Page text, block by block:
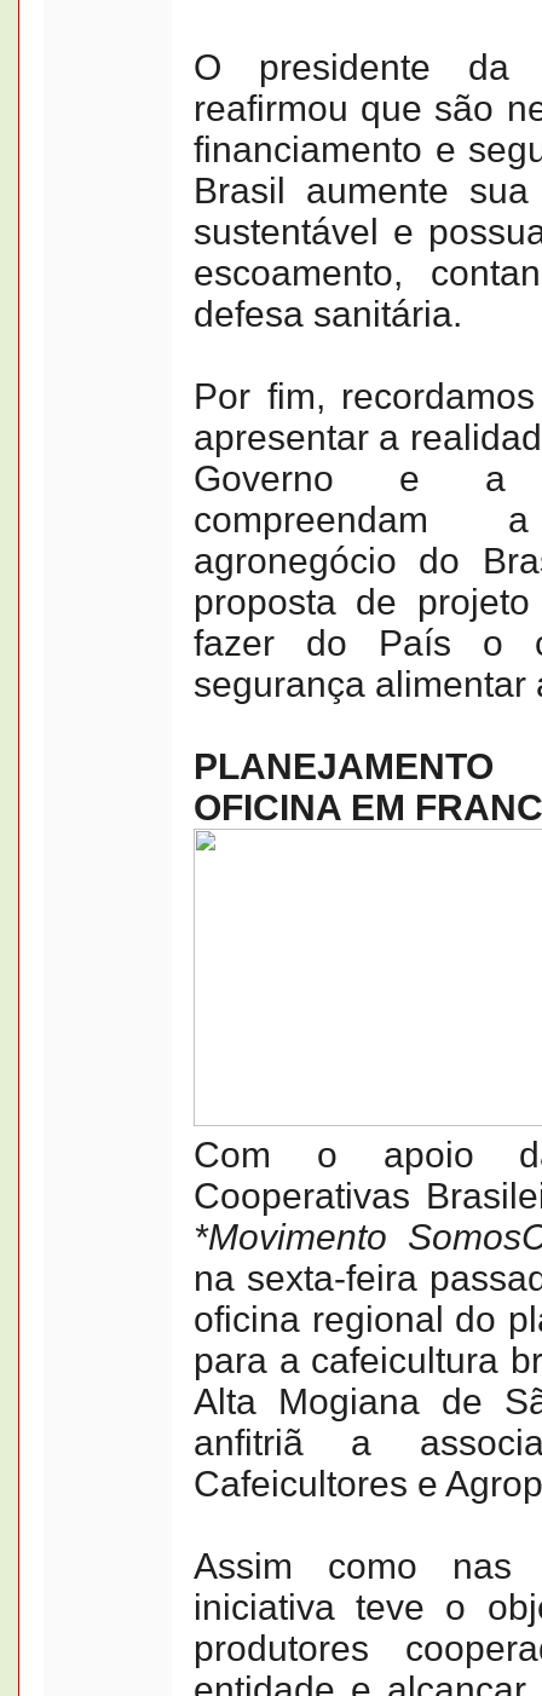
O presidente da
reafirmou que são
financiamento e
Brasil aumente
sustentável e
escoamento,
defesa sanitária.
Por fim,
apresentar a
Governo e a
compreendam
agronegócio do
proposta de
fazer do País o
segurança alimentar
OFICINA EM
Com o apoio
Cooperativas
*Movimento
na sexta-feira
oficina regional do
para a cafeicultura
Alta Mogiana de
anfitriã a
Cafeicultores e
Assim como nas
iniciativa teve o
produtores